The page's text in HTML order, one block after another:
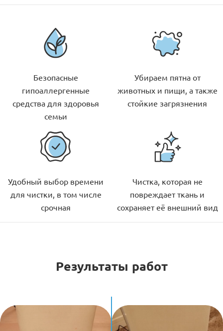
Безопасные
гипоаллергенные
средства для здоровья
семьи
Убираем пятна от
животных и пищи, а также
стойкие загрязнения
Удобный выбор времени
для чистки, в том числе
срочная
Чистка, которая не
повреждает ткань и
сохраняет её внешний вид
Результаты работ